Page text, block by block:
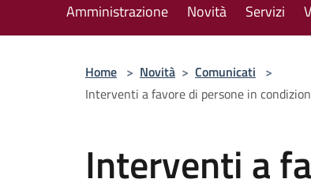
Amministrazione Novità Servizi
Home > Novità > Comunicati >
Interventi a favore di persone in
Interventi a